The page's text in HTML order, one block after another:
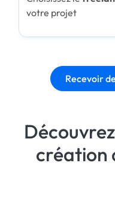
votre projet
Recevoir
création